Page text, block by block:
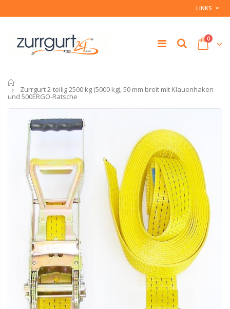
LINKS
0
Zurrgurt 2-teilig 2500 kg (5000 kg), 50 mm breit mit Klauenhaken
und 500ERGO-Ratsche